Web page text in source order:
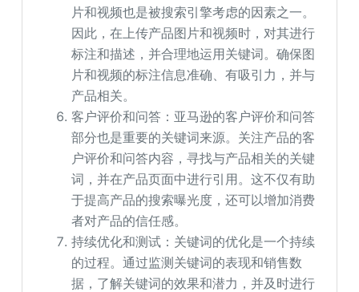
片和视频也是被搜索引擎考虑的因素之一。
因此，在上传产品图片和视频时，对其进行
标注和描述，并合理地运用关键词。确保图
片和视频的标注信息准确、有吸引力，并与
产品相关。
客户评价和问答：亚马逊的客户评价和问答
部分也是重要的关键词来源。关注产品的客
户评价和问答内容，寻找与产品相关的关键
词，并在产品页面中进行引用。这不仅有助
于提高产品的搜索曝光度，还可以增加消费
者对产品的信任感。
持续优化和测试：关键词的优化是一个持续
的过程。通过监测关键词的表现和销售数
据，了解关键词的效果和潜力，并及时进行